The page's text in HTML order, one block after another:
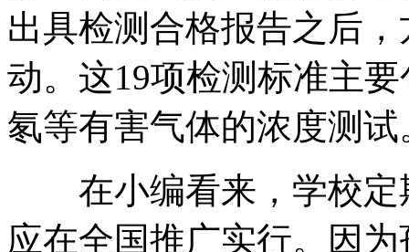
出具检测合格报告之后
动。这19项检测标准主
氡等有害气体的浓度测
在小编看来，学校定
应在全国推广实行。因